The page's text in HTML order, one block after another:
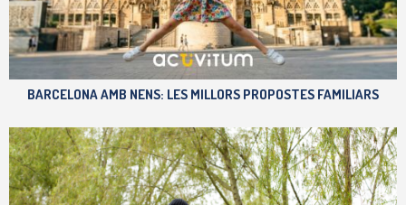
BARCELONA AMB NENS: LES MILLORS PROPOSTES FAMILIARS